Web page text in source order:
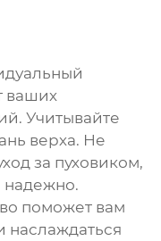
ваших
Учитывайте
верха. Не
за пуховиком,
надежно.
поможет вам
наслаждаться